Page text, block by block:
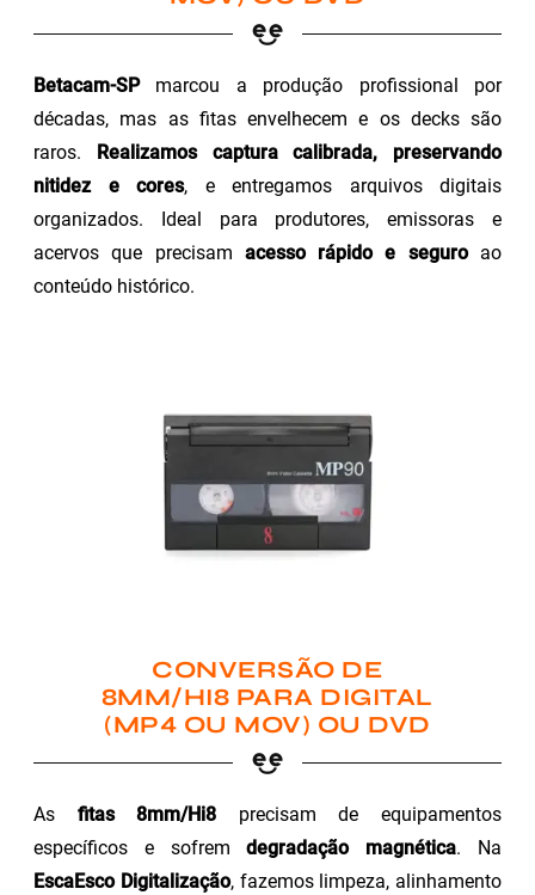
Betacam-SPmarcou a produção profissional por
décadas, mas as fitas envelhecem e os decks são
raros.
Realizamos captura calibrada, preservando
nitidez e cores, e entregamos arquivos digitais
organizados. Ideal para produtores, emissoras e
acervos que precisam acesso rápido e seguroao
conteúdo histórico.
CONVERSÃO DE
8MM/HI8 PARA DIGITAL
(MP4 OU MOV) OU DVD
As fitas 8mm/Hi8 precisam de equipamentos
específicos e sofremdegradação magnética. Na
EscaEsco Digitalização, fazemos limpeza, alinhamento